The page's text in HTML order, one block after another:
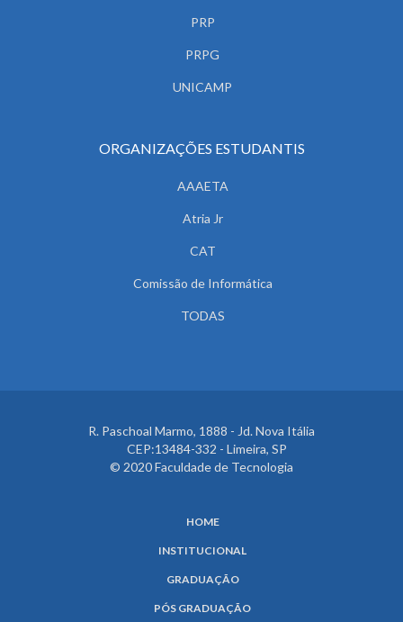
PRP
PRPG
UNICAMP
ORGANIZAÇÕES ESTUDANTIS
AAAETA
Atria Jr
CAT
Comissão de Informática
TODAS
R. Paschoal Marmo, 1888 - Jd. Nova Itália
CEP:13484-332 - Limeira, SP
© 2020 Faculdade de Tecnologia
HOME
INSTITUCIONAL
GRADUAÇÃO
PÓS GRADUAÇÃO